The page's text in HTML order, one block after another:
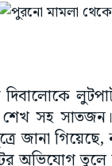
দিবালোকে
শেখ সহ
গিয়েছে,
অভিযোগ